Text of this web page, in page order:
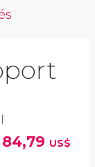
84,79 US$